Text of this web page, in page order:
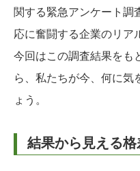
関する緊急アンケート調
応に奮闘する企業のリア
今回はこの調査結果をも
ら、私たちが今、何に気
ょう。
結果から見える格